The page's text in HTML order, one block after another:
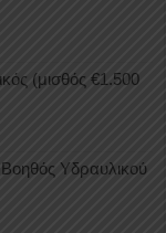
(μισθός €1.500
Βοηθός Υδραυλικού